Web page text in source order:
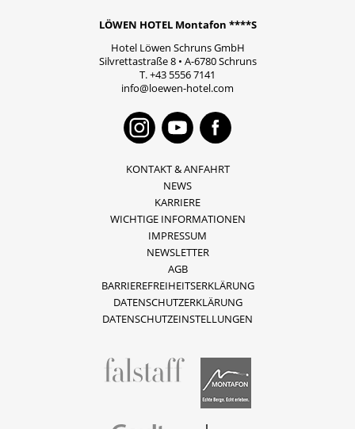
fallstaff
LÖWEN HOTEL Montafon ****S
Hotel Löwen Schruns GmbH
Silvrettastraße 8• A-6780Schruns
T.+43 5556 7141
info@loewen-hotel.com
Instagram
Youtube
KONTAKT & ANFAHRT
NEWS
KARRIERE
WICHTIGE INFORMATIONEN
IMPRESSUM
NEWSLETTER
AGB
BARRIEREFREIHEITSERKLÄRUNG
DATENSCHUTZERKLÄRUNG
DATENSCHUTZEINSTELLUNGEN